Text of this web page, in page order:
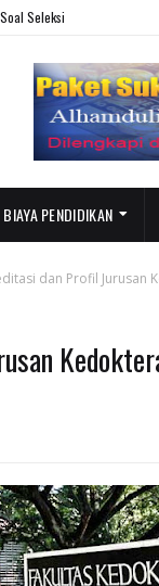
Soal Seleksi
BIAYA PENDIDIKAN
dan Profil Jurusan